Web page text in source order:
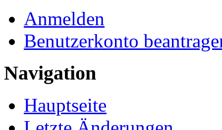
Anmelden
Benutzerkonto
Navigation
Hauptseite